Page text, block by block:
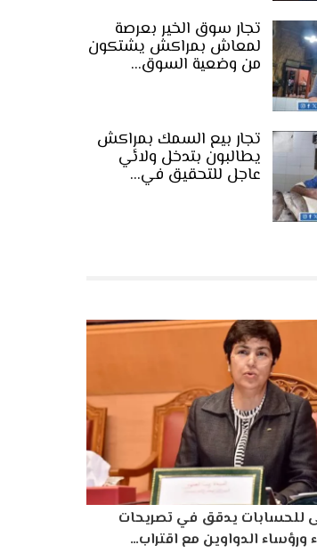
تجار سوق الخير بعرصة
لمعاش بمراكش يشتكون
من وضعية السوق…
تجار بيع السمك بمراكش
يطالبون بتدخل ولائي
عاجل للتحقيق في…
للحسابات يدقق في تصريحات
ورؤساء الدواوين مع اقتراب…